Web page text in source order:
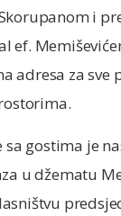
i
ef.
adresa za sve
gostima je
u džematu